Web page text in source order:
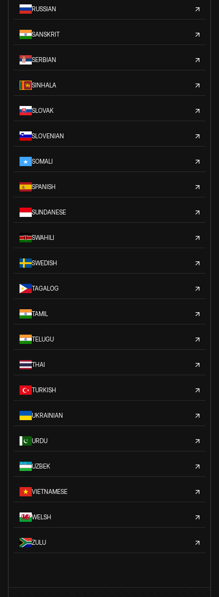
RUSSIAN
SANSKRIT
SERBIAN
SINHALA
SLOVAK
SLOVENIAN
SOMALI
SPANISH
SUNDANESE
SWAHILI
SWEDISH
TAGALOG
TAMIL
TELUGU
THAI
TURKISH
UKRAINIAN
URDU
UZBEK
VIETNAMESE
WELSH
ZULU